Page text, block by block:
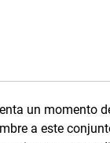
un momento
a este